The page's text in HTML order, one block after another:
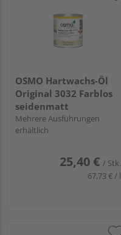
OSMO Hartwachs-Öl
Original 3032 Farblos
seidenmatt
Mehrere Ausführungen
erhältlich
25,40 € / Stk.
67,73 € / l